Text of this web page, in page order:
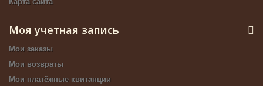
Моя учетная запись
Мои заказы
Мои возвраты
Мои платёжные квитанции